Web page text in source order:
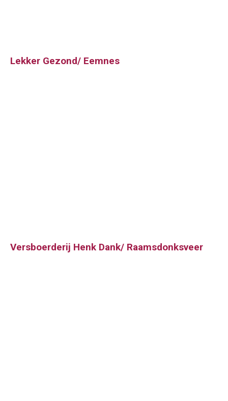
Lekker Gezond/ Eemnes
Versboerderij Henk Dank/ Raamsdonksveer